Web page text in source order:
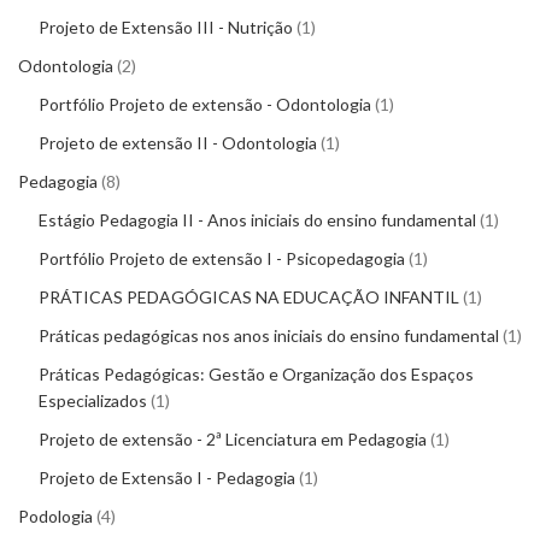
Projeto de Extensão III - Nutrição 1
Odontologia 2
Portfólio Projeto de extensão - Odontologia 1
Projeto de extensão II - Odontologia 1
Pedagogia 8
Estágio Pedagogia II - Anos iniciais do ensino fundamental 1
Portfólio Projeto de extensão I - Psicopedagogia 1
PRÁTICAS PEDAGÓGICAS NA EDUCAÇÃO INFANTIL
1
Práticas pedagógicas nos anos iniciais do ensino fundamental 1
Práticas Pedagógicas: Gestão e Organização dos Espaços
Especializados 1
Projeto de extensão - 2ª Licenciatura em Pedagogia 1
Projeto de Extensão I - Pedagogia 1
Podologia 4